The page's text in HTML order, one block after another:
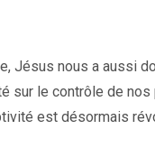
Jésus nous a aussi
sur le contrôle de
est désormais